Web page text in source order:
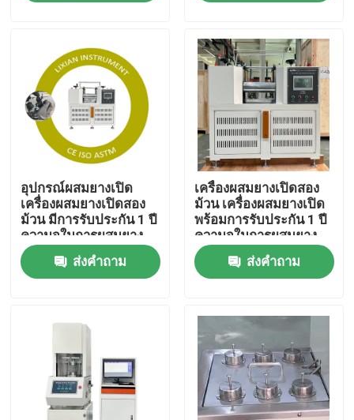
วีอาร์ โชว์
เกี่ยวกับเรา
ทัวร์โรงงาน
ควบคุมคุณภาพ
ติดต่อเรา
เครื่องทดสอบในห้องปฏิบัติการ
อุปกรณ์ผสมยางเปิด
เครื่องผสมยางเปิดสอง
ม้วน มีการรับประกัน 1 ปี
ความจุในการผสมยาง
0.3 ถึง 2 กิโลกรัม
ส่งคำถาม
เครื่องผสมยางเปิดสอง
ม้วน เครื่องผสมยางเปิด
พร้อมการรับประกัน 1 ปี
ความจุในการผสมยาง
0.3 ถึง 2 กิโลกรัม
ส่งคำถาม